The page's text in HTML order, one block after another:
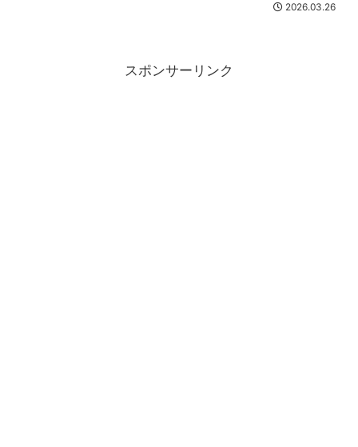
て引越しなければならなかったので仕事
2026.03.26
スポンサーリンク